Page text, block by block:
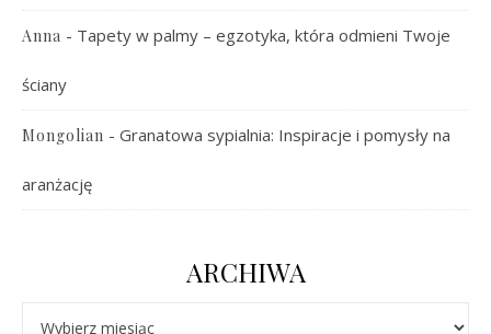
Anna - Tapety w palmy – egzotyka, która odmieni Twoje
ściany
Mongolian - Granatowa sypialnia: Inspiracje i pomysły na
aranżację
ARCHIWA